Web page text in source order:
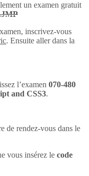
un examen gratuit
inscrivez-vous
. Ensuite aller dans la
l’examen 070-480
and CSS3.
de rendez-vous dans le
vous insérez le code